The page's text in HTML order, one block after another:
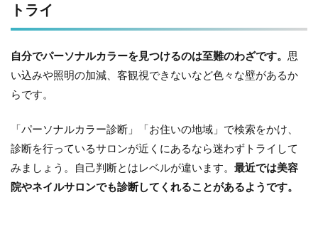
トライ
自分でパーソナルカラーを見つけるのは至難のわざです。 思
い込みや照明の加減、客観視できないなど色々な壁があるか
らです。
「パーソナルカラー診断」「お住いの地域」で検索をかけ、
診断を行っているサロンが近くにあるなら迷わずトライして
みましょう。自己判断とはレベルが違います。 最近では美容
院やネイルサロンでも診断してくれることがあるようです。